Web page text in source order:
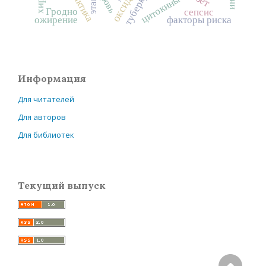
цитокины сепсис
факторы риска
Гродно
ожирение
Информация
Для читателей
Для авторов
Для библиотек
Текущий выпуск